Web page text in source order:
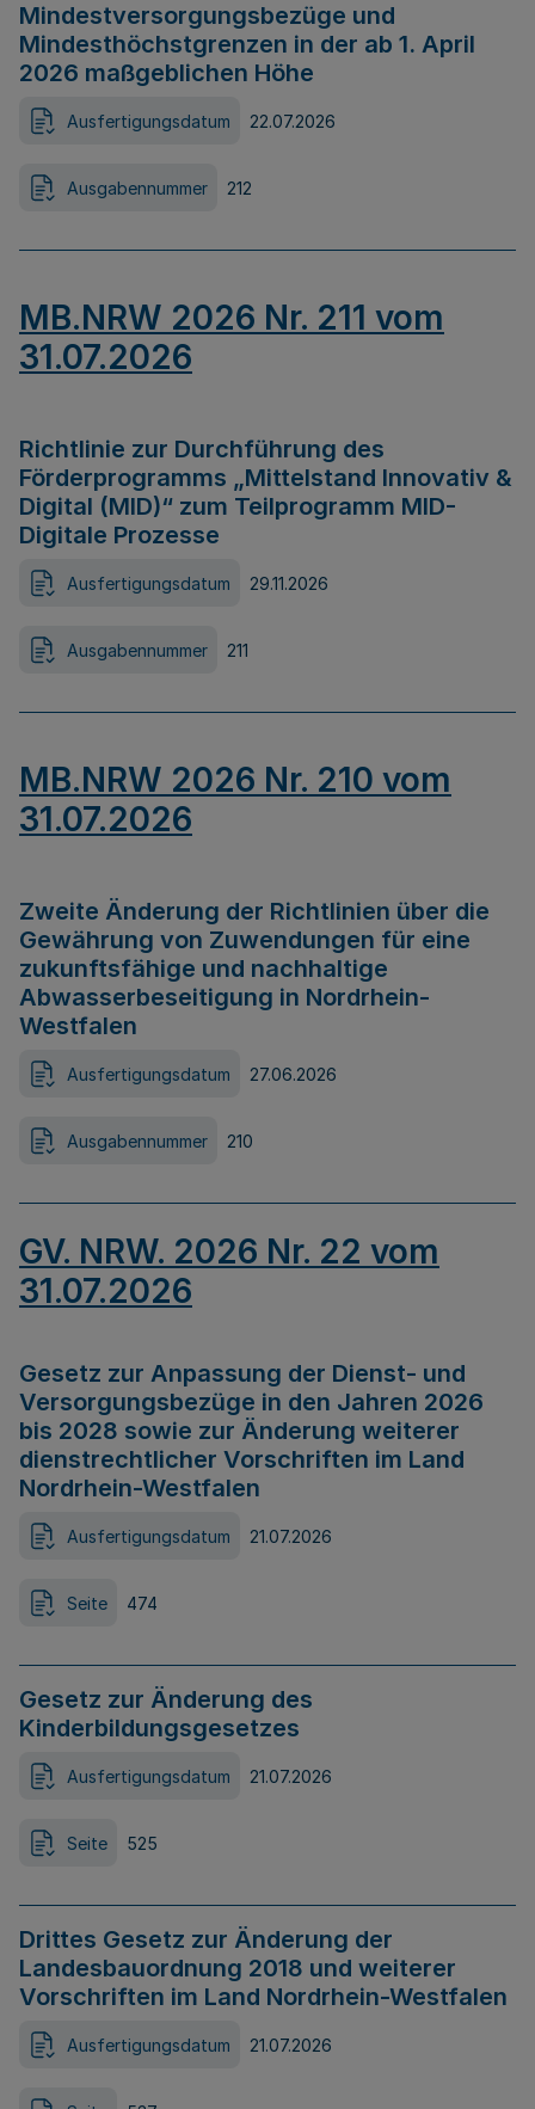
Mindestversorgungsbezüge und
Mindesthöchstgrenzen in der ab 1. April
2026 maßgeblichen Höhe
Ausfertigungsdatum 22.07.2026
Ausgabennummer 212
MB.NRW 2026 Nr. 211 vom
31.07.2026
Richtlinie zur Durchführung des
Förderprogramms „Mittelstand Innovativ &
Digital (MID)“ zum Teilprogramm MID-
Digitale Prozesse
Ausfertigungsdatum 29.11.2026
Ausgabennummer 211
MB.NRW 2026 Nr. 210 vom
31.07.2026
Zweite Änderung der Richtlinien über die
Gewährung von Zuwendungen für eine
zukunftsfähige und nachhaltige
Abwasserbeseitigung in Nordrhein-
Westfalen
Ausfertigungsdatum 27.06.2026
Ausgabennummer 210
GV. NRW. 2026 Nr. 22 vom
31.07.2026
Gesetz zur Anpassung der Dienst- und
Versorgungsbezüge in den Jahren 2026
bis 2028 sowie zur Änderung weiterer
dienstrechtlicher Vorschriften im Land
Nordrhein-Westfalen
Ausfertigungsdatum 21.07.2026
Seite 474
Gesetz zur Änderung des
Kinderbildungsgesetzes
Ausfertigungsdatum 21.07.2026
Seite 525
Drittes Gesetz zur Änderung der
Landesbauordnung 2018 und weiterer
Vorschriften im Land Nordrhein-Westfalen
Ausfertigungsdatum 21.07.2026